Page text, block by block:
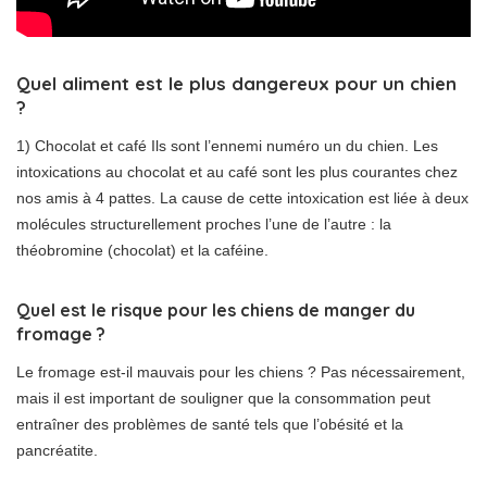
Quel aliment est le plus dangereux pour un chien
?
1) Chocolat et café Ils sont l’ennemi numéro un du chien. Les
intoxications au chocolat et au café sont les plus courantes chez
nos amis à 4 pattes. La cause de cette intoxication est liée à deux
molécules structurellement proches l’une de l’autre : la
théobromine (chocolat) et la caféine.
Quel est le risque pour les chiens de manger du
fromage ?
Le fromage est-il mauvais pour les chiens ? Pas nécessairement,
mais il est important de souligner que la consommation peut
entraîner des problèmes de santé tels que l’obésité et la
pancréatite.